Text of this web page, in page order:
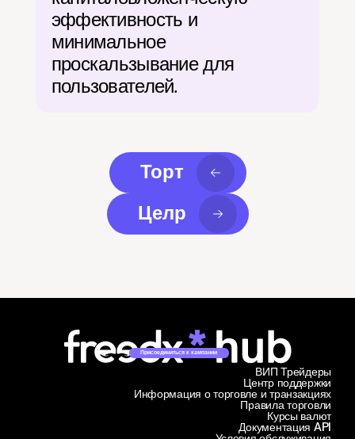
эффективность и
минимальное
проскальзывание для
пользователей.
Торт
Целр
Присоединиться к кампании
Центр поддержки
Информация о торговле и транзакциях
ВИП Трейдеры
Правила торговли
Курсы валют
Документация API